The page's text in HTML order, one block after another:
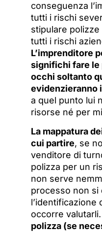
conseguenza
tutti i rischi
stipulare
tutti i rischi
L’imprenditore
significhi fare
occhi soltanto
evidenzieranno
a quel punto lui
risorse né per
La mappatura
cui partire, se
venditore di
polizza per un
non serve
processo non si
l’identificazione
occorre valutarli.
polizza (se